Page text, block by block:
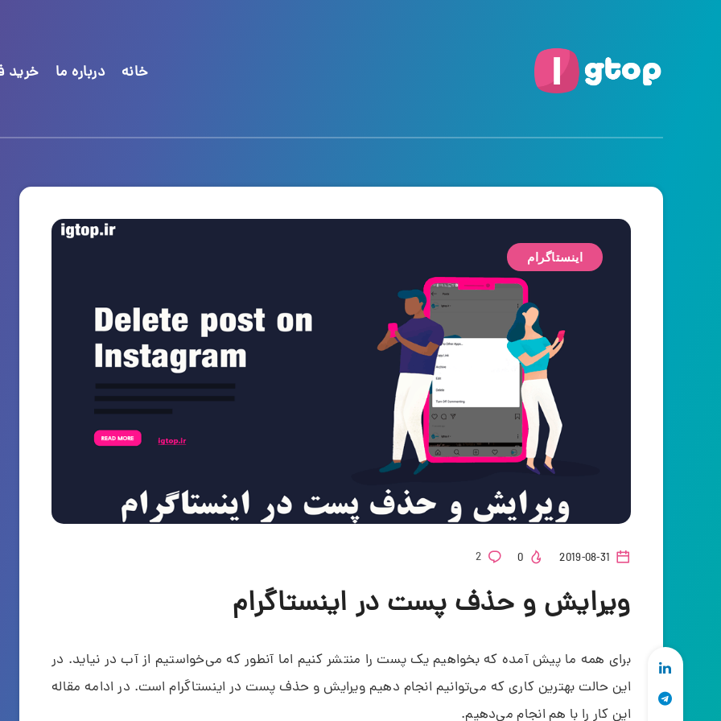
خانه درباره ما خرید
اینستاگرام
2
ویرایش و حذف پست در اینستاگرام
برای همه ما پیش آمده که بخواهیم یک پست را منتشر کنیم اما آنطور که می‌خواستیم از آب در نیاید. در
این حالت بهترین کاری که می‌توانیم انجام دهیم ویرایش و حذف پست در اینستاگرام است. در ادامه مقاله
این کار را با هم انجام می‌دهیم.